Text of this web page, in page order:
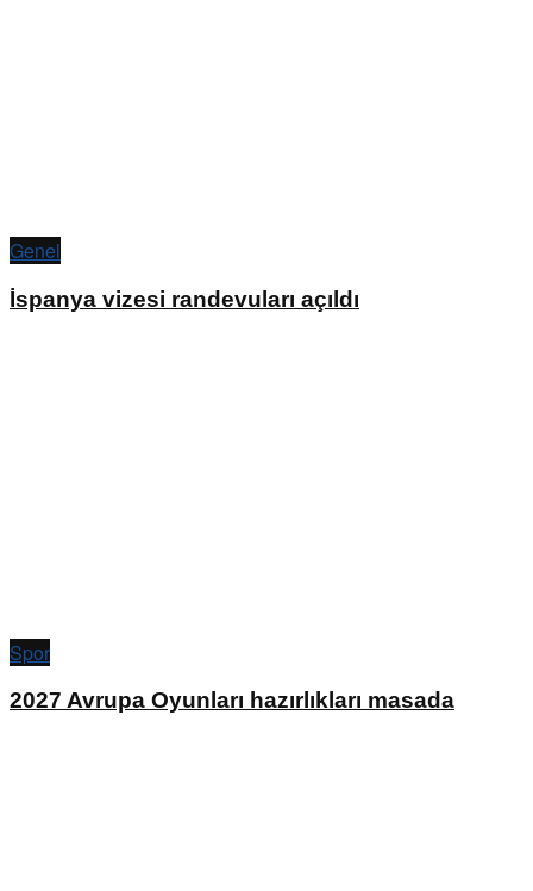
Genel
İspanya vizesi randevuları açıldı
Spor
2027 Avrupa Oyunları hazırlıkları masada